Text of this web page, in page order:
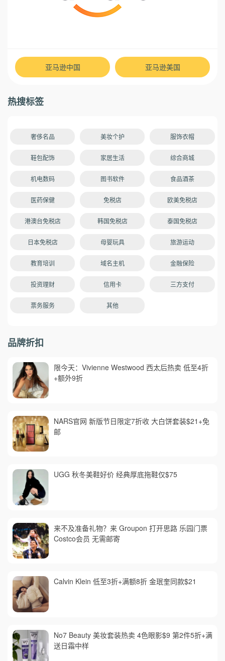
亚马逊中国 亚马逊美国
热搜标签
奢侈名品 美妆个护 服饰衣帽
鞋包配饰 家居生活 综合商城
机电数码 图书软件 食品酒茶
医药保健 免税店 欧美免税店
港澳台免税店 韩国免税店 泰国免税店
日本免税店 母婴玩具 旅游运动
教育培训 域名主机 金融保险
投资理财 信用卡 三方支付
票务服务 其他
品牌折扣
限今天：Vivienne Westwood 西太后热卖 低至4折
+额外9折
NARS官网 新版节日限定7折收 大白饼套装$21+免
邮
UGG 秋冬美鞋好价 经典厚底拖鞋仅$75
来不及准备礼物？来 Groupon 打开思路 乐园门票
Costco会员 无需邮寄
Calvin Klein 低至3折+满额8折 金珉奎同款$21
No7 Beauty 美妆套装热卖 4色眼影$9 第2件5折+满
送日霜中样